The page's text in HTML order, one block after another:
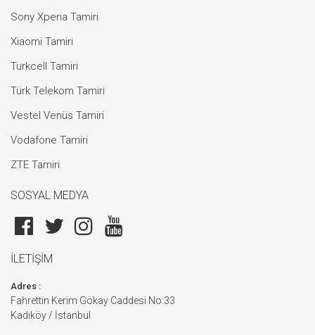
Sony Xperia Tamiri
Xiaomi Tamiri
Turkcell Tamiri
Türk Telekom Tamiri
Vestel Venüs Tamiri
Vodafone Tamiri
ZTE Tamiri
SOSYAL MEDYA
İLETİŞİM
Adres :
Fahrettin Kerim Gökay Caddesi No:33
Kadıköy / İstanbul